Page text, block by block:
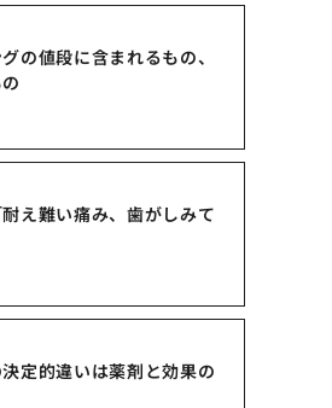
の値段に含まれるもの、
え難い痛み、歯がしみて
定的違いは薬剤と効果の